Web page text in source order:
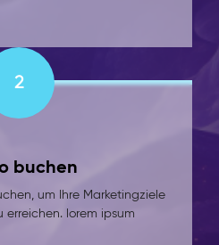
2
buchen
um Ihre Marketingziele
erreichen. lorem ipsum